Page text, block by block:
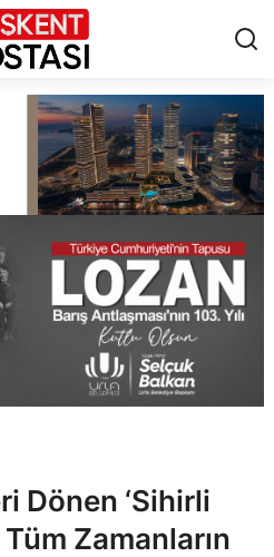
Dönen ‘Sihirli
Zamanların